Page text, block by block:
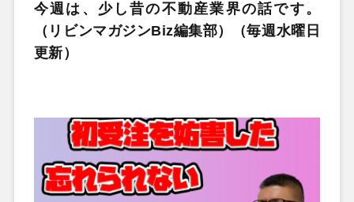
今週は、少し昔の不動産業界の話です。
（リビンマガジンBiz編集部）（毎週水曜日
更新）